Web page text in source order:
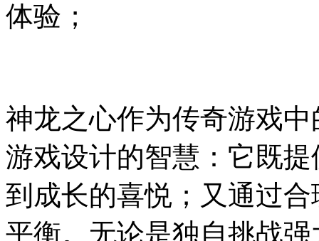
体验；
神龙之心作为传奇游戏
游戏设计的智慧：它既
到成长的喜悦；又通过
平衡。无论是独自挑战